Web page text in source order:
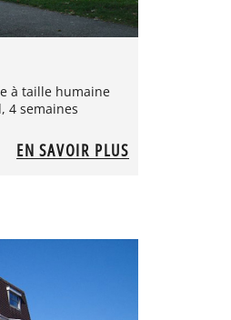
à taille humaine
4 semaines
EN SAVOIR PLUS